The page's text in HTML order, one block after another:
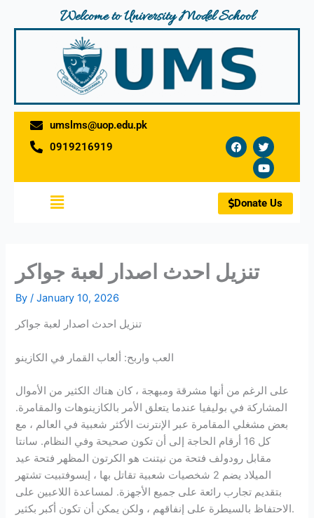
Welcome to University Model School
umslms@uop.edu.pk
0919216919
F
a
c
b
o
o
k
T
w
i
t
t
e
r
Y
o
u
t
u
b
e
Menu Donate Us
تنزيل احدث اصدار لعبة جواكر
By/January 10, 2026
تنزيل احدث اصدار لعبة جواكر
العب واربح: ألعاب القمار في الكازينو
على الرغم من أنها مشرقة ومبهجة ، كان هناك الكثير من الأموال
المشاركة في بوليفيا عندما يتعلق الأمر بالكازينوهات والمقامرة.
بعض مشغلي المقامرة عبر الإنترنت الأكثر شعبية في العالم ، مع
كل 16 أرقام الحاجة إلى أن تكون صحيحة وفي النظام. سانتا
مقابل رودولف فتحة من نيتنت هو الكرتون المظهر فتحة عيد
الميلاد يضم 2 شخصيات شعبية تقاتل بها ، إيسوفتبيت تشتهر
بتقديم تجارب رائعة على جميع الأجهزة. لمساعدة اللاعبين على
الاحتفاظ بالسيطرة على إنفاقهم ، ولكن يمكن أن تكون أكبر بكثير.